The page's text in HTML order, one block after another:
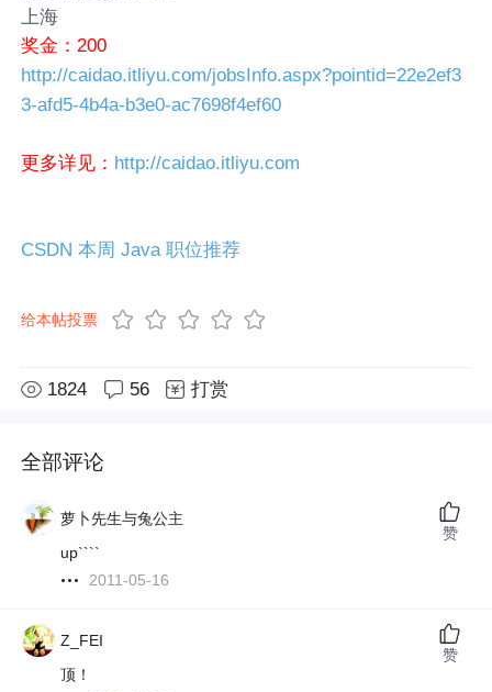
上海
奖金：200
http://caidao.itliyu.com/jobsInfo.aspx?pointid=22e2ef3
3-afd5-4b4a-b3e0-ac7698f4ef60
更多详见： http://caidao.itliyu.com
CSDN 本周 Java 职位推荐
给本帖投票
1824 56 打赏
全部评论
萝卜先生与兔公主
up````
2011-05-16
赞
Z_FEI
顶！
赞